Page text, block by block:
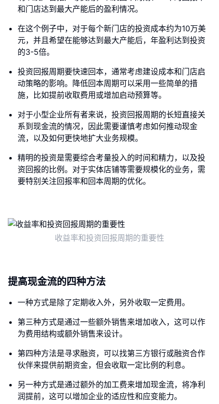
和门店达到最大产能后的盈利情况。
在这个例子中，对于每个新门店的投资成本约为10万美
元，并且希望在能够达到最大产能后，年盈利达到投资
的3-5倍。
投资回报周期要快速回本，通常考虑建设成本和门店启
动策略的影响。降低回本周期可以采用一些简单的措
施，比如提前收取费用或增加启动预算等。
对于小型企业所有者来说，投资回报周期的长短直接关
系到现金流的情况，因此需要谨慎考虑如何推动现金
流，以及如何更快地扩大业务规模。
精明的投资是需要综合考量投入的时间和精力，以及投
资回报的比例。对于实体店铺等需要规模化的业务，需
要特别关注回报率和回本周期的优化。
收益率和投资回报周期的重要性
提高现金流的四种方法
一种方式是除了定期收入外，另外收取一定费用。
第三种方式是通过一些额外销售来增加收入，这可以作
为费用结构或额外销售来设计。
第四种方法是寻求融资，可以找第三方银行或融资合作
伙伴来提供前期资金，但会收取一定比例的利息。
另一种方式是通过额外的加工费来增加现金流，将净利
润提前，这可以增加企业的适应性和应变能力。